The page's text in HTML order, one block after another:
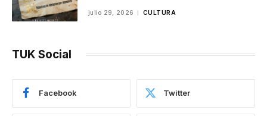
julio 29, 2026 CULTURA
TUK Social
Facebook Twitter